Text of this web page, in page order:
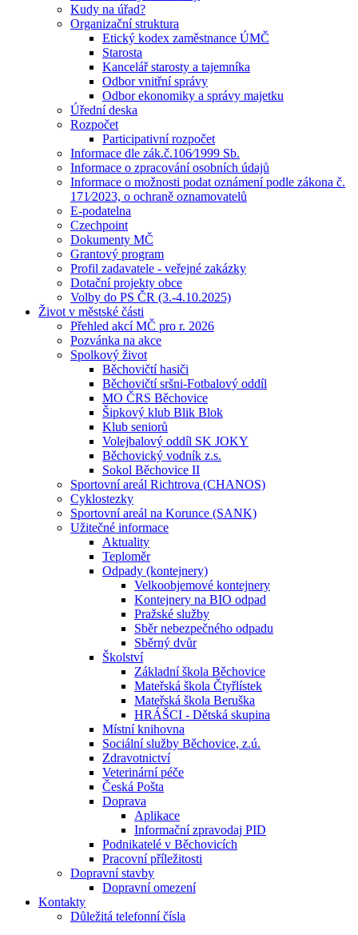
Kudy na úřad?
Organizační struktura
Etický kodex zaměstnance ÚMČ
Starosta
Kancelář starosty a tajemníka
Odbor vnitřní správy
Odbor ekonomiky a správy majetku
Úřední deska
Rozpočet
Participativní rozpočet
Informace dle zák.č.106⁄1999 Sb.
Informace o zpracování osobních údajů
Informace o možnosti podat oznámení podle zákona č.
171⁄2023, o ochraně oznamovatelů
E-podatelna
Czechpoint
Dokumenty MČ
Grantový program
Profil zadavatele - veřejné zakázky
Dotační projekty obce
Volby do PS ČR (3.-4.10.2025)
Život v městské části
Přehled akcí MČ pro r. 2026
Pozvánka na akce
Spolkový život
Běchovičtí hasiči
Běchovičtí sršni-Fotbalový oddíl
MO ČRS Běchovice
Šipkový klub Blik Blok
Klub seniorů
Volejbalový oddíl SK JOKY
Běchovický vodník z.s.
Sokol Běchovice II
Sportovní areál Richtrova (CHANOS)
Cyklostezky
Sportovní areál na Korunce (SANK)
Užitečné informace
Aktuality
Teploměr
Odpady (kontejnery)
Velkoobjemové kontejnery
Kontejnery na BIO odpad
Pražské služby
Sběr nebezpečného odpadu
Sběrný dvůr
Školství
Základní škola Běchovice
Mateřská škola Čtyřlístek
Mateřská škola Beruška
HRÁŠCI - Dětská skupina
Místní knihovna
Sociální služby Běchovice, z.ú.
Zdravotnictví
Veterinární péče
Česká Pošta
Doprava
Aplikace
Informační zpravodaj PID
Podnikatelé v Běchovicích
Pracovní příležitosti
Dopravní stavby
Dopravní omezení
Kontakty
Důležitá telefonní čísla